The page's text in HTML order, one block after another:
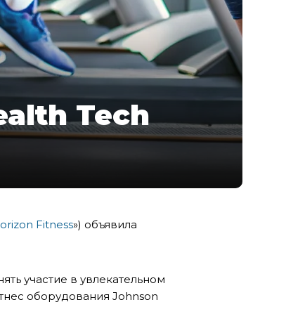
Tech
Fitness») объявила
участие в увлекательном
оборудования Johnson